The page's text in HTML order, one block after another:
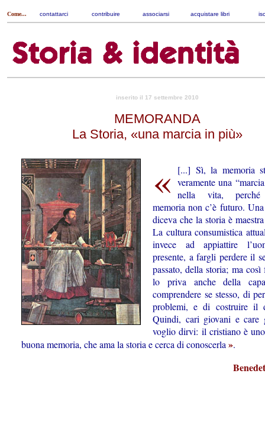
Come... contattarci contribuire associarsi acquistare libri
inserito il 17 settembre 2010
MEMORANDA
La Storia, «una marcia in più»
«
[...] Sì, la me­mo­ria
veramente una
nella vita, perché
memoria non c’è futuro.
diceva che la storia è
La cultura consumistica
invece ad appiattire
presente, a fargli perdere il
passato, della storia; ma così
lo priva anche della
comprendere se stesso, di
problemi, e di costruire il
Quindi, cari giovani e care
voglio dirvi: il cristiano è
buona memoria, che ama la storia e cerca di conoscerla ».